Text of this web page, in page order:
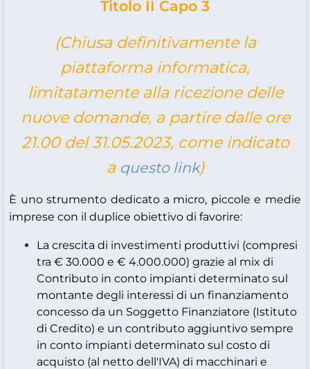
Titolo II Capo 3
(Chiusa definitivamente la
piattaforma informatica,
limitatamente alla ricezione delle
nuove domande, a partire dalle ore
21.00 del 31.05.2023, come indicato
a questo link)
È uno strumento dedicato a micro, piccole e medie
imprese con il duplice obiettivo di favorire:
La crescita di investimenti produttivi (compresi
tra € 30.000 e € 4.000.000) grazie al mix di
Contributo in conto impianti determinato sul
montante degli interessi di un finanziamento
concesso da un Soggetto Finanziatore (Istituto
di Credito) e un contributo aggiuntivo sempre
in conto impianti determinato sul costo di
acquisto (al netto dell'IVA) di macchinari e